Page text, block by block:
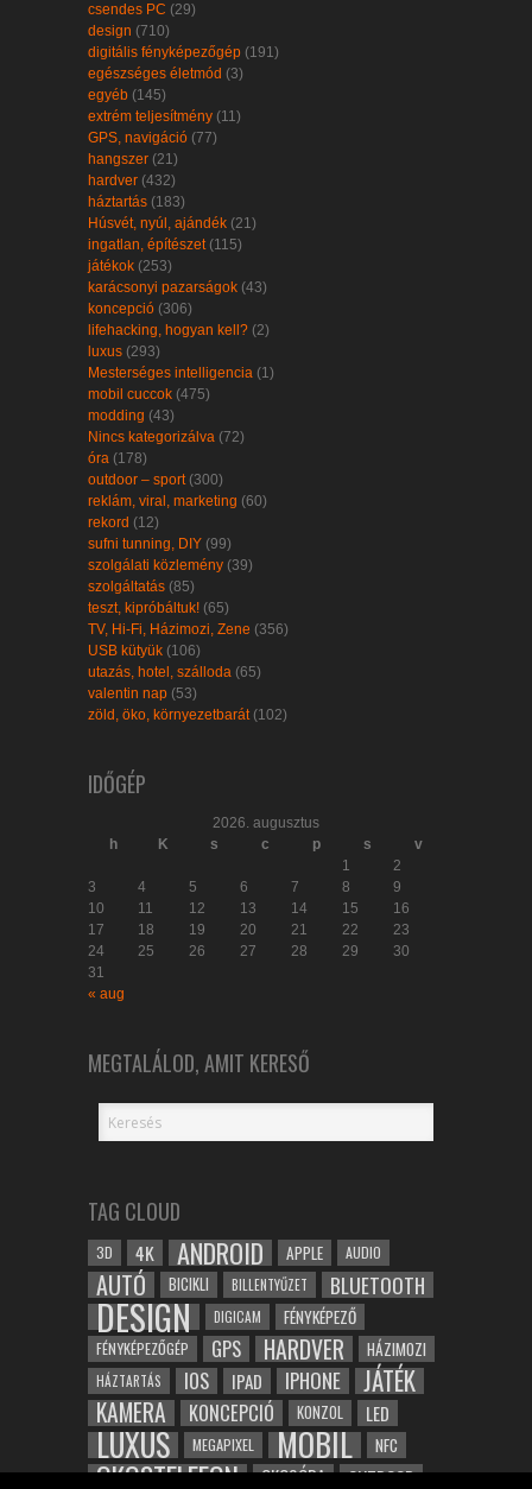
csendes PC (29)
design (710)
digitális fényképezőgép (191)
egészséges életmód (3)
egyéb (145)
extrém teljesítmény (11)
GPS, navigáció (77)
hangszer (21)
hardver (432)
háztartás (183)
Húsvét, nyúl, ajándék (21)
ingatlan, építészet(115)
játékok (253)
karácsonyi pazarságok (43)
koncepció (306)
lifehacking, hogyan kell? (2)
luxus (293)
Mesterséges intelligencia (1)
mobil cuccok (475)
modding (43)
Nincs kategorizálva (72)
óra (178)
outdoor – sport(300)
reklám, viral, marketing (60)
rekord (12)
sufni tunning, DIY (99)
szolgálati közlemény (39)
szolgáltatás (85)
teszt, kipróbáltuk! (65)
TV, Hi-Fi, Házimozi, Zene (356)
USB kütyük (106)
utazás, hotel, szálloda (65)
valentin nap (53)
zöld, öko, környezetbarát(102)
IDŐGÉP
2026. augusztus
h
K s c p s
v
1
2
3
4 5 6 7 8
9
10
11 12 13 14 15
16
17
18 19 20 21 22
23
24
25 26 27 28 29
30
31
« aug
MEGTALÁLOD, AMIT KERESŐ
TAG CLOUD
3D 4K ANDROID APPLE AUDIO
AUTÓ BICIKLI BILLENTYŰZET BLUETOOTH
DESIGN DIGICAM FÉNYKÉPEZŐ
FÉNYKÉPEZŐGÉP GPS HARDVER HÁZIMOZI
HÁZTARTÁS IOS IPAD IPHONE JÁTÉK
KAMERA KONCEPCIÓ KONZOL LED
LUXUS MEGAPIXEL MOBIL NFC
OKOSTELEFON OKOSÓRA OUTDOOR